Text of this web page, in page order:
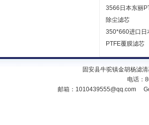
3566日本东丽
除尘滤芯
350*660进口日
PTFE覆膜滤芯
固安县牛驼镇金胡杨滤
电话：
邮箱： 1010439555@qq.com